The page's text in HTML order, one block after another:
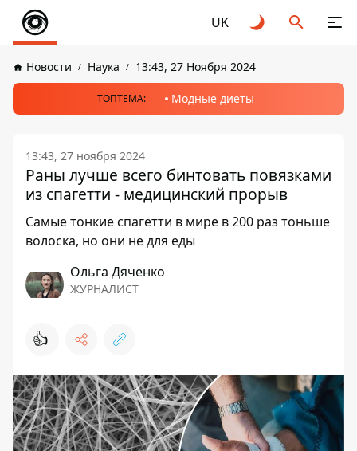
UK
Новости Наука 13:43, 27 Ноября 2024
ТОПТЕМА: Модные диеты
13:43, 27 ноября 2024
Раны лучше всего бинтовать повязками
из спагетти - медицинский прорыв
Самые тонкие спагетти в мире в 200 раз тоньше
волоска, но они не для еды
Ольга Дяченко
ЖУРНАЛИСТ
👍